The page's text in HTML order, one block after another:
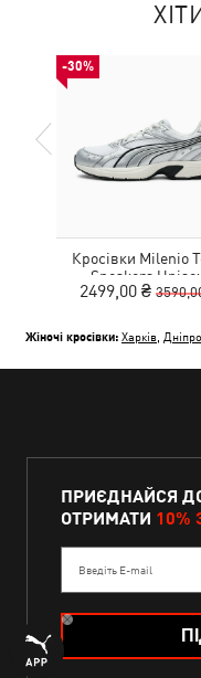
-30%
Кросівки Milenio
Sneakers
2499,00 ₴
Жіночі кросівки: Харків Дніпро
ПРИЄДНАЙСЯ
ОТРИМАТИ
Введіть E-mail